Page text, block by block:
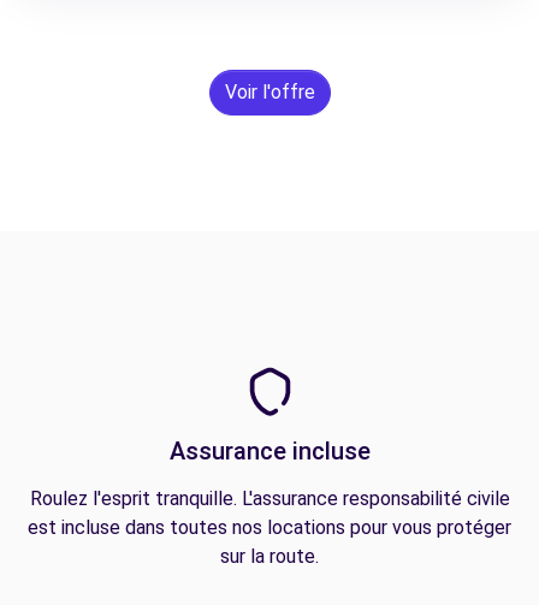
Voir l'offre
Assurance incluse
Roulez l'esprit tranquille. L'assurance responsabilité civile
est incluse dans toutes nos locations pour vous protéger
sur la route.